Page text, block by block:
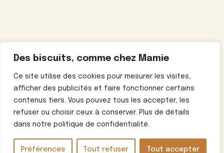
Des biscuits, comme chez Mamie
Ce site utilise des cookies pour mesurer les visites,
afficher des publicités et faire fonctionner certains
contenus tiers. Vous pouvez tous les accepter, les
refuser ou choisir ceux à conserver. Plus de détails
dans notre politique de confidentialité.
Préférences Tout refuser Tout accepter